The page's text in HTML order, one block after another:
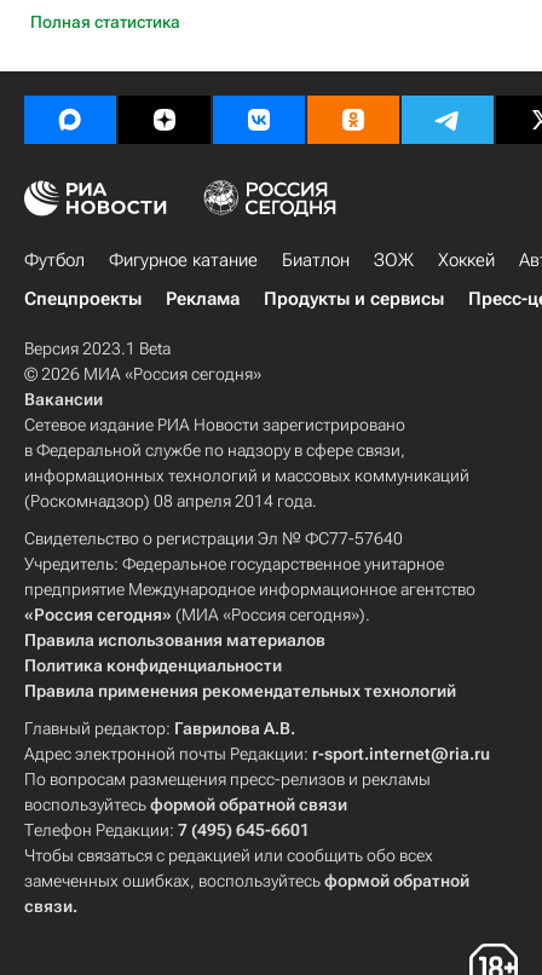
Полная статистика
Футбол Фигурное катание Биатлон ЗОЖ Хоккей
Спецпроекты
Реклама Продукты и сервисы Пресс-
Версия 2023.1 Beta
© 2026 МИА «Россия сегодня»
Вакансии
Сетевое издание РИА Новости зарегистрировано
в Федеральной службе по надзору в сфере связи,
информационных технологий и массовых коммуникаций
(Роскомнадзор) 08 апреля 2014 года.
Свидетельство о регистрации Эл № ФС77-57640
Учредитель: Федеральное государственное унитарное
предприятие Международное информационное агентство
«Россия сегодня» (МИА «Россия сегодня»).
Правила использования материалов
Политика конфиденциальности
Правила применения рекомендательных технологий
Главный редактор: Гаврилова А.В.
Адрес электронной почты Редакции: r-sport.internet@ria.ru
По вопросам размещения пресс-релизов и рекламы
воспользуйтесьформой обратной связи
Телефон Редакции: 7 (495) 645-6601
Чтобы связаться с редакцией или сообщить обо всех
замеченных ошибках, воспользуйтесьформой обратной
связи.